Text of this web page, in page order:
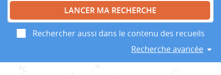
Rechercher aussi dans le contenu des recueils
Recherche avancée